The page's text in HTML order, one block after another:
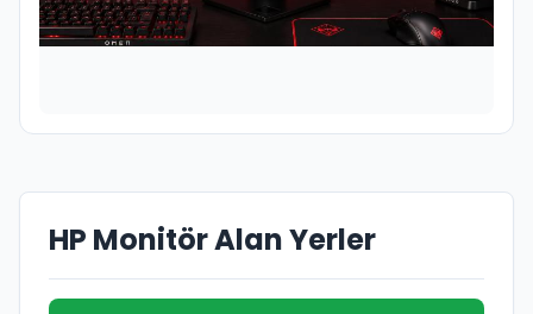
HP Monitör Alan Yerler